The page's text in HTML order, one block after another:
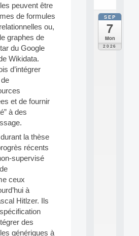
peuvent être
de formules
ou,
graphes de
du Google
Wikidata.
d’intégrer
et de fournir
à des
la thèse
récents
supervisé
ceux
à
Hitlzer. Ils
des
génériques à
SEP
7
Mon
2026